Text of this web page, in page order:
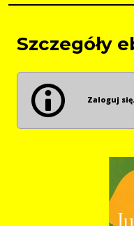
Szczegóły
Zaloguj się